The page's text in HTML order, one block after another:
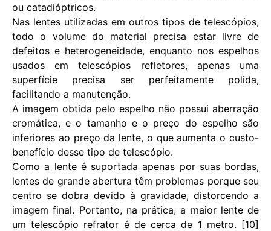
ou catadióptricos.
Nas lentes utilizadas em outros tipos de telescópios,
todo o volume do material precisa estar livre de
defeitos e heterogeneidade, enquanto nos espelhos
usados ​​em telescópios refletores, apenas uma
superfície precisa ser perfeitamente polida,
facilitando a manutenção.
A imagem obtida pelo espelho não possui aberração
cromática, e o tamanho e o preço do espelho são
inferiores ao preço da lente, o que aumenta o custo-
benefício desse tipo de telescópio.
Como a lente é suportada apenas por suas bordas,
lentes de grande abertura têm problemas porque seu
centro se dobra devido à gravidade, distorcendo a
imagem final. Portanto, na prática, a maior lente de
um telescópio refrator é de cerca de 1 metro. [10]